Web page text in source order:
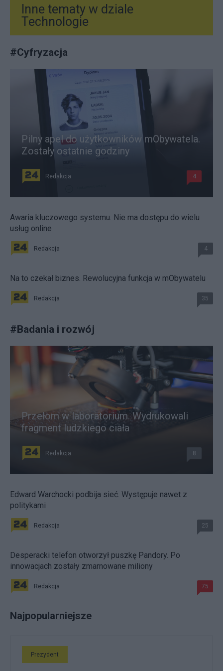
Inne tematy w dziale
Technologie
#Cyfryzacja
Pilny apel do użytkowników mObywatela.
Zostały ostatnie godziny
Redakcja 4
Awaria kluczowego systemu. Nie ma dostępu do wielu
usług online
Redakcja 4
Na to czekał biznes. Rewolucyjna funkcja w mObywatelu
Redakcja 35
#Badania i rozwój
Przełom w laboratorium. Wydrukowali
fragment ludzkiego ciała
Redakcja 8
Edward Warchocki podbija sieć. Występuje nawet z
politykami
Redakcja 25
Desperacki telefon otworzył puszkę Pandory. Po
innowacjach zostały zmarnowane miliony
Redakcja 75
Najpopularniejsze
Prezydent